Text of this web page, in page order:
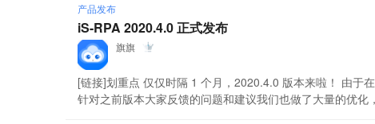
产品发布
iS-RPA 2020.4.0 正式发布
旗旗
[链接]划重点 仅仅时隔 1 个月，2020.4.0 版本来啦！ 由于
针对之前版本大家反馈的问题和建议我们也做了大量的优